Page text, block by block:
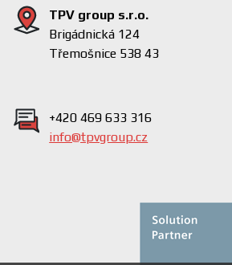
TPV group s.r.o.
Brigádnická 124
Třemošnice 538 43
+420 469 633 316
info@tpvgroup.cz